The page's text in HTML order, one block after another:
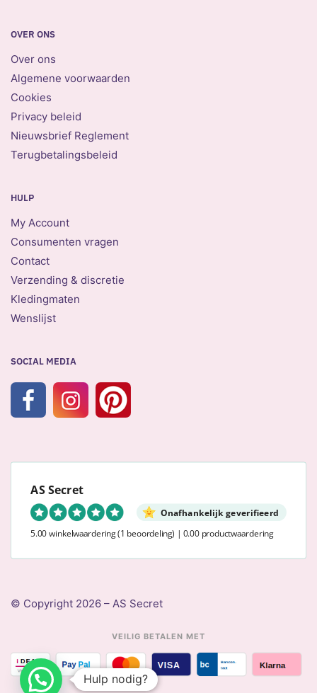
OVER ONS
Over ons
Algemene voorwaarden
Cookies
Privacy beleid
Nieuwsbrief Reglement
Terugbetalingsbeleid
HULP
My Account
Consumenten vragen
Contact
Verzending & discretie
Kledingmaten
Wenslijst
SOCIAL MEDIA
AS Secret
Onafhankelijk geverifieerd
5.00 winkelwaardering(1 beoordeling) | 0.00 productwaardering
© Copyright 2026 – AS Secret
VEILIG BETALEN MET
Hulp nodig?